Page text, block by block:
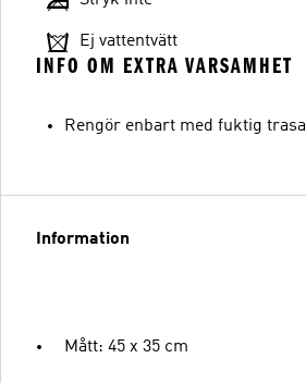
Ej vattentvätt
INFO OM EXTRA VARSAMHET
Rengör enbart med fuktig trasa
Information
Mått: 45 x 35 cm